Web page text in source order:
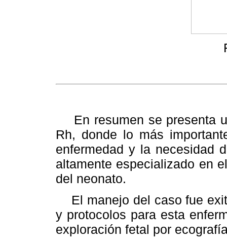
En resumen se presenta
Rh, donde lo más
enfermedad y la necesidad
altamente especializado en
del neonato.
El manejo del caso fue
y protocolos para esta
exploración fetal por